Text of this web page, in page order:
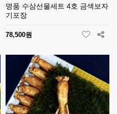
명품 수삼선물세트 4호 금색보자
기포장
78,500원